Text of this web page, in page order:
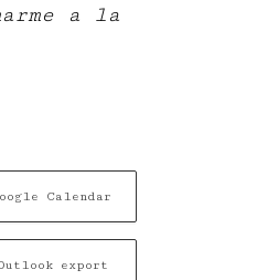
a la
Calendar
export